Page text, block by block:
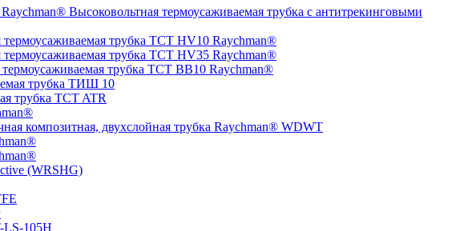
Высоковольтная термоусаживаемая трубка с антитрекинговыми
термоусаживаемая трубка TCT HV10 Raychman®
термоусаживаемая трубка TCT HV35 Raychman®
трубка TCT BB10 Raychman®
трубка ТИШ 10
трубка TCT ATR
композитная, двухслойная трубка Raychman® WDWT
(WRSHG)
LS-105H